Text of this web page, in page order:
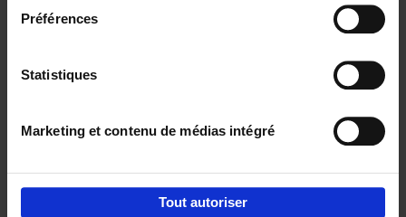
Préférences
Statistiques
Marketing et contenu de médias intégré
Tout autoriser
Digital marketing like a PRO -
completely revised edition (EN)